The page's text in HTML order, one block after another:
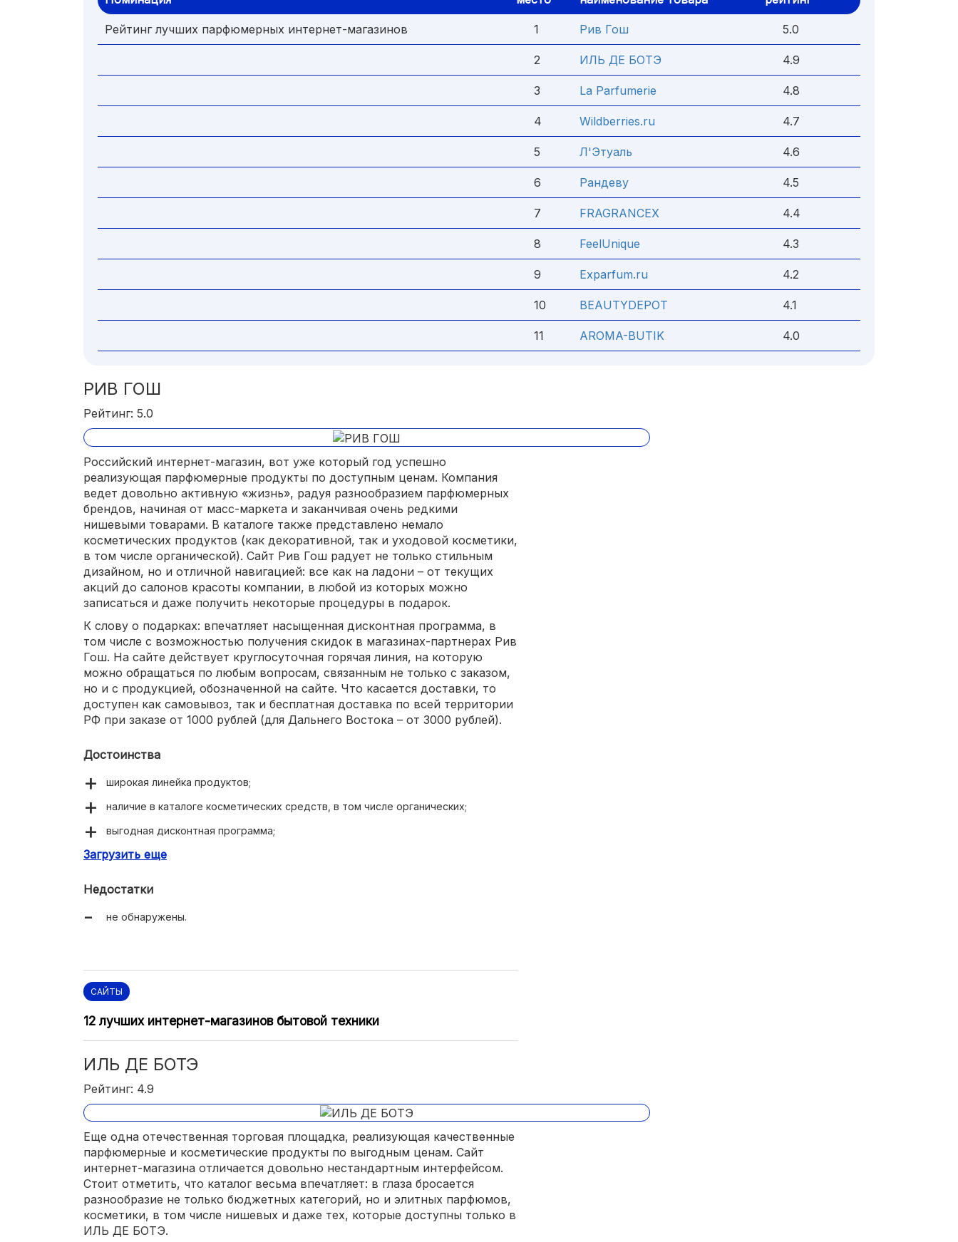
Рейтинг лучших парфюмерных интернет-магазинов 1 Рив Гош 5.0
2 ИЛЬ ДЕ БОТЭ 4.9
3 La Parfumerie 4.8
4 Wildberries.ru 4.7
5 Л'Этуаль 4.6
6 Рандеву 4.5
7 FRAGRANCEX 4.4
8 FeelUnique 4.3
9 Exparfum.ru 4.2
10 BEAUTYDEPOT 4.1
11 AROMA-BUTIK 4.0
РИВ ГОШ
Рейтинг: 5.0
Российский интернет-магазин, вот уже который год успешно
реализующая парфюмерные продукты по доступным ценам. Компания
ведет довольно активную «жизнь», радуя разнообразием парфюмерных
брендов, начиная от масс-маркета и заканчивая очень редкими
нишевыми товарами. В каталоге также представлено немало
косметических продуктов (как декоративной, так и уходовой косметики,
в том числе органической). Сайт Рив Гош радует не только стильным
дизайном, но и отличной навигацией: все как на ладони – от текущих
акций до салонов красоты компании, в любой из которых можно
записаться и даже получить некоторые процедуры в подарок.
К слову о подарках: впечатляет насыщенная дисконтная программа, в
том числе с возможностью получения скидок в магазинах-партнерах Рив
Гош. На сайте действует круглосуточная горячая линия, на которую
можно обращаться по любым вопросам, связанным не только с заказом,
но и с продукцией, обозначенной на сайте. Что касается доставки, то
доступен как самовывоз, так и бесплатная доставка по всей территории
РФ при заказе от 1000 рублей (для Дальнего Востока – от 3000 рублей).
Достоинства
широкая линейка продуктов;
наличие в каталоге косметических средств, в том числе органических;
выгодная дисконтная программа;
большой выбор подарочных наборов;
Загрузить еще
Недостатки
не обнаружены.
САЙТЫ
12 лучших интернет-магазинов бытовой техники
ИЛЬ ДЕ БОТЭ
Рейтинг: 4.9
Еще одна отечественная торговая площадка, реализующая качественные
парфюмерные и косметические продукты по выгодным ценам. Сайт
интернет-магазина отличается довольно нестандартным интерфейсом.
Стоит отметить, что каталог весьма впечатляет: в глаза бросается
разнообразие не только бюджетных категорий, но и элитных парфюмов,
косметики, в том числе нишевых и даже тех, которые доступны только в
ИЛЬ ДЕ БОТЭ.